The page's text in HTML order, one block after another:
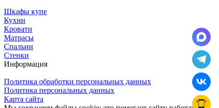
Шкафы купе
Кухни
Кровати
Матрасы
Cпальни
Стенки
Информация
Политика обработки персональных данных
Политика персональных данных
Карта сайта